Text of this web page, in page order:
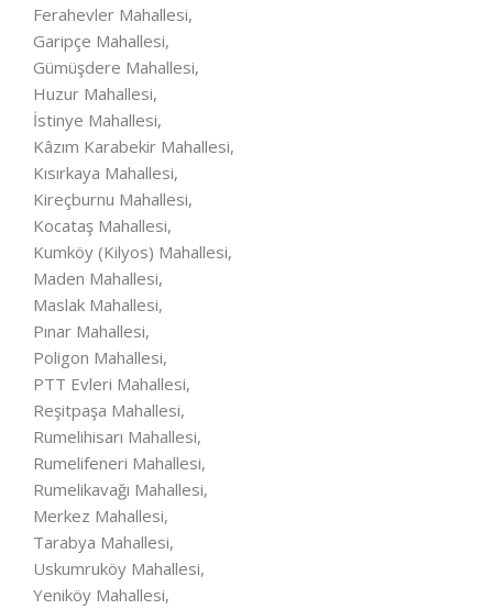
Ferahevler Mahallesi,
Garipçe Mahallesi,
Gümüşdere Mahallesi,
Huzur Mahallesi,
İstinye Mahallesi,
Kâzım Karabekir Mahallesi,
Kısırkaya Mahallesi,
Kireçburnu Mahallesi,
Kocataş Mahallesi,
Kumköy (Kilyos) Mahallesi,
Maden Mahallesi,
Maslak Mahallesi,
Pınar Mahallesi,
Poligon Mahallesi,
PTT Evleri Mahallesi,
Reşitpaşa Mahallesi,
Rumelihisarı Mahallesi,
Rumelifeneri Mahallesi,
Rumelikavağı Mahallesi,
Merkez Mahallesi,
Tarabya Mahallesi,
Uskumruköy Mahallesi,
Yeniköy Mahallesi,